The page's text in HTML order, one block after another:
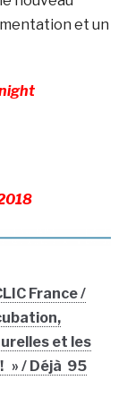
et un
France /
et les
» / Déjà 95